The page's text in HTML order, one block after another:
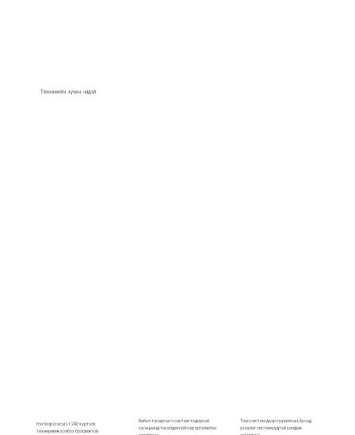
Техникийн хүчин чадал
Нэг loop (хэсэг)-т 240 хүртэлх
төхөөрөмж холбох боломжтой
Кабел тасарсан ч систем тодорхой
хугацаанд тасалдахгүйгээр үргэлжлэн
Тоон систем дээр суурилсан, бусад
ухаалаг системүүдтэй уялдаж